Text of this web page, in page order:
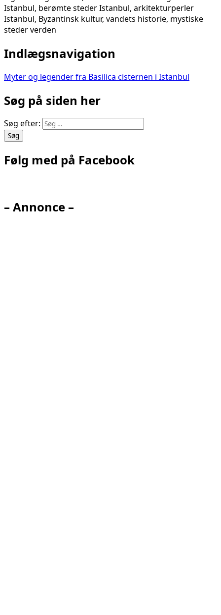
Istanbul, berømte steder Istanbul, arkitekturperler
Istanbul, Byzantinsk kultur, vandets historie, mystiske
steder verden
Indlægsnavigation
Myter og legender fra Basilica cisternen i Istanbul
Søg på siden her
Søg efter:
Følg med på Facebook
– Annonce –